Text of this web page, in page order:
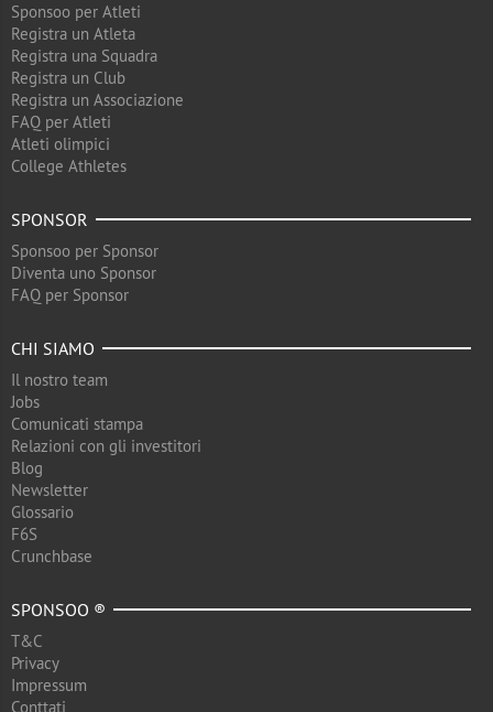
Sponsoo per Atleti
Registra un Atleta
Registra una Squadra
Registra un Club
Registra un Associazione
FAQ per Atleti
Atleti olimpici
College Athletes
SPONSOR
Sponsoo per Sponsor
Diventa uno Sponsor
FAQ per Sponsor
CHI SIAMO
Il nostro team
Jobs
Comunicati stampa
Relazioni con gli investitori
Blog
Newsletter
Glossario
F6S
Crunchbase
SPONSOO ®
T&C
Privacy
Impressum
Conttati